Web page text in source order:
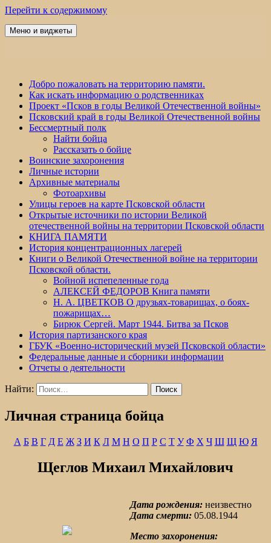
Перейти к содержимому
Победа 60
Меню и виджеты
Добро пожаловать на территорию памяти.
Как искать информацию о родственниках
Проект «Псков в годы Великой Отечественной войны»
Псковский край в годы Великой Отечественной войны
Бессмертный полк
Найти бойца
Рассказать о бойце
Воинские захоронения
Личные истории
Архивные материалы
Фотоархивы
Улицы героев на карте Псковской области
Открытые источники по истории Великой
отечественной войны на территории Псковской области
КНИГА ПАМЯТИ
История концентрационных лагерей
Книги о Великой Отечественной войне на территории
Псковской области.
Войной испепеленные года
АЛЕКСЕЙ ФЕДОРОВ Книга памяти
Н. А. ЦВЕТКОВ О друзьях-товарищах, о боях-
пожарищах…
Бирюк Сергей. Март 1944. Битва за Псков
История партизанского края
ГБУК «Военно-исторический музей Псковской области»
Федеральные данные и сборники информации
Отчеты о деятельности
Найти:
Личная страница бойца
А Б В Г Д Е Ж З И К Л М Н О П Р С Т У Ф Х Ч Ш Щ Ю Я
Щеглов Михаил Михайлович
Дата рождения: неизвестно
Дата смерти: 05.08.1944
Место захоронения: